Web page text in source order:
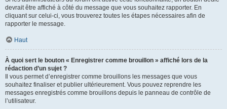
devrait être affiché à côté du message que vous souhaitez rapporter. En
cliquant sur celui-ci, vous trouverez toutes les étapes nécessaires afin de
rapporter le message.
Haut
À quoi sert le bouton « Enregistrer comme brouillon » affiché lors de la
rédaction d’un sujet ?
Il vous permet d’enregistrer comme brouillons les messages que vous
souhaitez finaliser et publier ultérieurement. Vous pouvez reprendre les
messages enregistrés comme brouillons depuis le panneau de contrôle de
l’utilisateur.